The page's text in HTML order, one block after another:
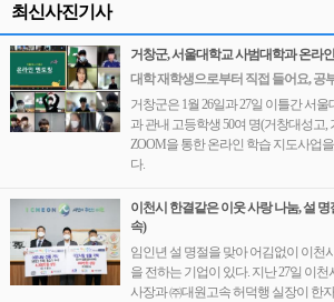
최신사진기사
거창군, 서울대학교 사범대학과 온라
대학 재학생으로부터 직접 들어요, 공
거창군은 1월 26일과 27일 이틀간 서
과 관내 고등학생 50여 명(거창대성고,
ZOOM을 통한 온라인 학습 지도사업
다.
이천시 한결같은 이웃 사랑 나눔, 설
속)
임인년 설 명절을 맞아 어김없이 이천
을 전하는 기업이 있다. 지난 27일 이
사장과 ㈜대원고속 허덕행 실장이 한